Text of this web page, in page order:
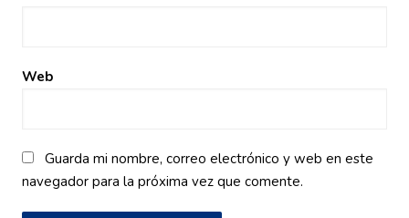
Web
Guarda mi nombre, correo electrónico y web en este
navegador para la próxima vez que comente.